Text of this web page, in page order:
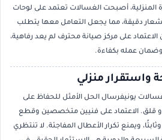
المنزلية، أصبحت الغسالات تعتمد على لوحات
دقيقة، مما يجعل التعامل معها يتطلب
على مركز صيانة محترف لم يعد رفاهية،
عمله بكفاءة.
واستقرار منزلي
يونيفرسال الحل الأمثل للحفاظ على
أو قلق. الاعتماد على فنيين متخصصين وقطع
ويمنع تكرار الأعطال المفاجئة. لا تنتظري